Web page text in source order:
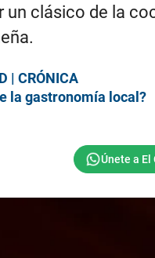
clásico de la
| CRÓNICA
la gastronomía local?